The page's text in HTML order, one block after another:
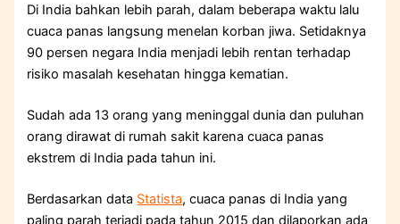
Di India bahkan lebih parah, dalam beberapa waktu lalu
cuaca panas langsung menelan korban jiwa. Setidaknya
90 persen negara India menjadi lebih rentan terhadap
risiko masalah kesehatan hingga kematian.
Sudah ada 13 orang yang meninggal dunia dan puluhan
orang dirawat di rumah sakit karena cuaca panas
ekstrem di India pada tahun ini.
Berdasarkan data Statista, cuaca panas di India yang
paling parah terjadi pada tahun 2015 dan dilaporkan ada